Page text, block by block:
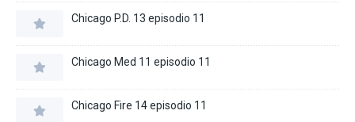
Chicago P.D. 13 episodio 11
Chicago Med 11 episodio 11
Chicago Fire 14 episodio 11